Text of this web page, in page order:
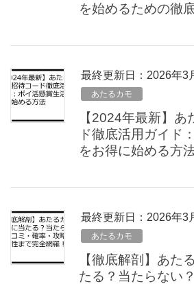
を始めるための徹
最終更新日：2026年3
あたるカモ
【2024年最新】
ド徹底活用ガイド
をお得に始める方
最終更新日：2026年3
あたるカモ
【徹底解剖】あた
たる？当たらない